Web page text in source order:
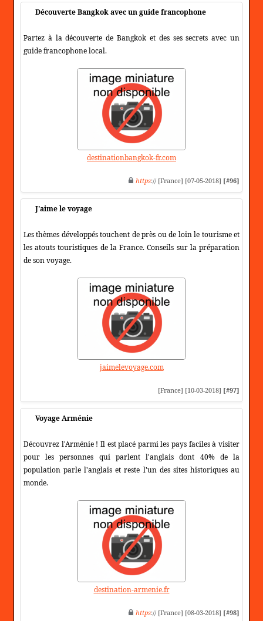
Découverte Bangkok avec un guide francophone
Partez à la découverte de Bangkok et des ses secrets avec un
guide francophone local.
destinationbangkok-fr.com
https:// [France] [07-05-2018] [#96]
J'aime le voyage
Les thèmes développés touchent de près ou de loin le tourisme et
les atouts touristiques de la France. Conseils sur la préparation
de son voyage.
jaimelevoyage.com
[France] [10-03-2018] [#97]
Voyage Arménie
Découvrez l'Arménie ! Il est placé parmi les pays faciles à visiter
pour les personnes qui parlent l'anglais dont 40% de la
population parle l'anglais et reste l'un des sites historiques au
monde.
destination-armenie.fr
https:// [France] [08-03-2018] [#98]